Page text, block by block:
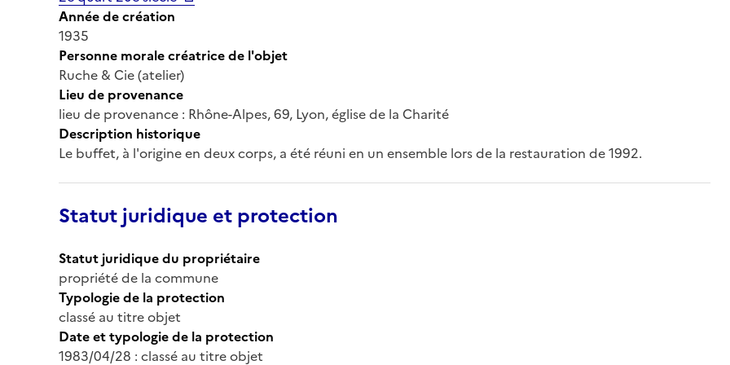
Année de création
1935
Personne morale créatrice de l'objet
Ruche & Cie (atelier)
Lieu de provenance
lieu de provenance : Rhône-Alpes, 69, Lyon, église de la Charité
Description historique
Le buffet, à l'origine en deux corps, a été réuni en un ensemble lors de la restauration de 1992.
Statut juridique et protection
Statut juridique du propriétaire
propriété de la commune
Typologie de la protection
classé au titre objet
Date et typologie de la protection
1983/04/28 : classé au titre objet